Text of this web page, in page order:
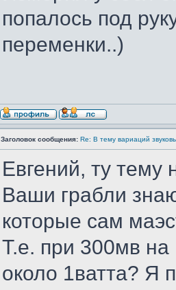
попалось под
переменки..)
Заголовок сообщения: Re: В тему вариаций
Евгений, ту тему
Ваши грабли
которые сам
Т.е. при 300мв на
около 1ватта? Я